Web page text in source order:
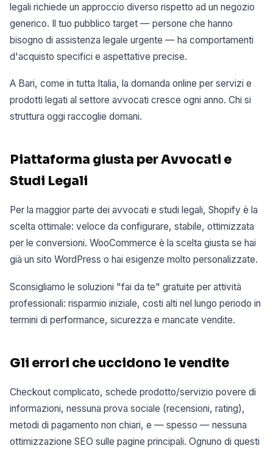
legali richiede un approccio diverso rispetto ad un negozio
generico. Il tuo pubblico target — persone che hanno
bisogno di assistenza legale urgente — ha comportamenti
d'acquisto specifici e aspettative precise.
A Bari, come in tutta Italia, la domanda online per servizi e
prodotti legati al settore avvocati cresce ogni anno. Chi si
struttura oggi raccoglie domani.
Piattaforma giusta per Avvocati e
Studi Legali
Per la maggior parte dei avvocati e studi legali, Shopify è la
scelta ottimale: veloce da configurare, stabile, ottimizzata
per le conversioni. WooCommerce è la scelta giusta se hai
già un sito WordPress o hai esigenze molto personalizzate.
Sconsigliamo le soluzioni "fai da te" gratuite per attività
professionali: risparmio iniziale, costi alti nel lungo periodo in
termini di performance, sicurezza e mancate vendite.
Gli errori che uccidono le vendite
Checkout complicato, schede prodotto/servizio povere di
informazioni, nessuna prova sociale (recensioni, rating),
metodi di pagamento non chiari, e — spesso — nessuna
ottimizzazione SEO sulle pagine principali. Ognuno di questi